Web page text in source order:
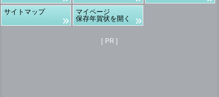
サイトマップ
マイページ
保存年賀状を開く
[ PR ]